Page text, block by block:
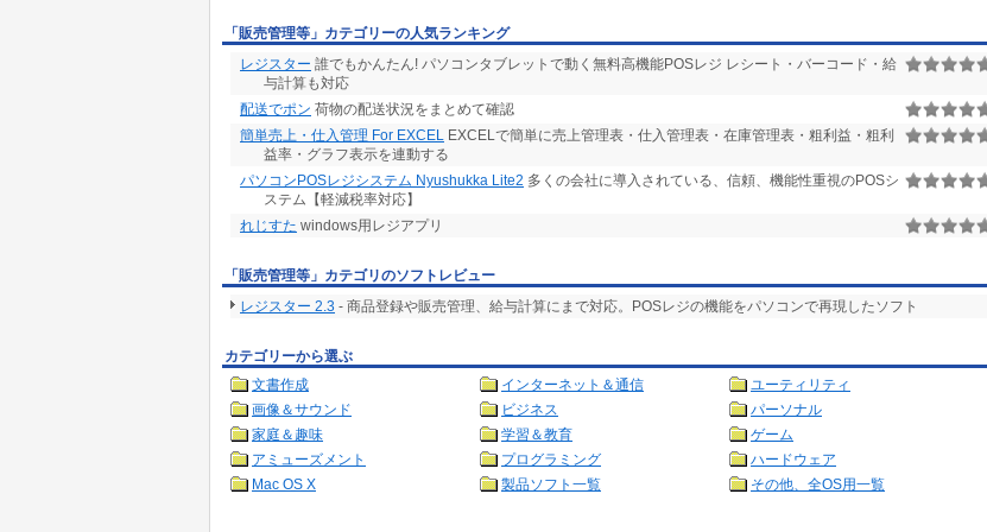
マスタ：
単位換算マスタ、部署マスタ、仕入先マスタ、口座マスタ、単価マスタ、取引先マスタ、システムマスタ、メニュー
マスタ、配送先マスタ、品目マスタ、セット品マスタ、
プロジェクトマスタ、レポートマスタ、単価ランクマスタ、単位マスタ、ロットマスタ、荷姿マスタ、勘定科目マス
タ、伝票仕訳マスタ、得意先マスタ、
倉庫マスタ、ユーザーマスタ、得意先ひな形登録、区分マスタ
操作ログ、伝票履歴、帳票履歴、データベースバックアップ、データベースリストア、状況照会、QR
コード表示
共通：
Web版：
出荷登録、仕入実績登録、棚卸登録
「販売管理等」カテゴリーの人気ランキング
レジスター 誰でもかんたん! パソコンタブレットで動く無料高機能POSレジ レシート・バーコード・給
与計算も対応
配送でポン 荷物の配送状況をまとめて確認
簡単売上・仕入管理 For EXCEL EXCELで簡単に売上管理表・仕入管理表・在庫管理表・粗利益・粗利
益率・グラフ表示を連動する
パソコンPOSレジシステム Nyushukka Lite2 多くの会社に導入されている、信頼、機能性重視のPOSシ
ステム【軽減税率対応】
れじすた windows用レジアプリ
「販売管理等」カテゴリのソフトレビュー
レジスター 2.3 - 商品登録や販売管理、給与計算にまで対応。POSレジの機能をパソコンで再現したソフト
カテゴリーから選ぶ
文書作成
インターネット＆通信
ユーティリティ
画像＆サウンド
ビジネス
パーソナル
家庭＆趣味
学習＆教育
ゲーム
アミューズメント
プログラミング
ハードウェア
Mac OS X
製品ソフト一覧 その他、全OS用一覧